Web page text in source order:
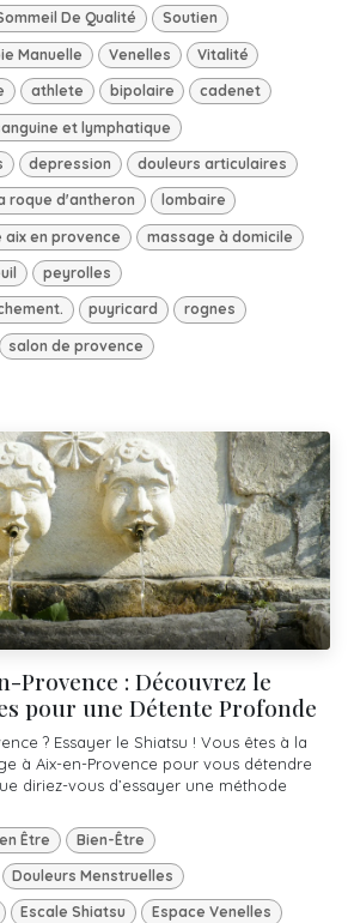
De Qualité Soutien
Manuelle Venelles Vitalité
athlete bipolaire cadenet
et lymphatique
depression douleurs articulaires
roque d'antheron lombaire
aix en provence massage à domicile
peyrolles
puyricard rognes
salon de provence
Provence : Découvrez le
pour une Détente Profonde
? Essayer le Shiatsu ! Vous êtes à la
à Aix-en-Provence pour vous détendre
diriez-vous d’essayer une méthode
Être Bien-Être
Douleurs Menstruelles
Escale Shiatsu Espace Venelles